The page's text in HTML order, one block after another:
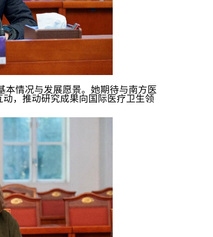
本情况与发展愿景。她期待与南方医
，推动研究成果向国际医疗卫生领